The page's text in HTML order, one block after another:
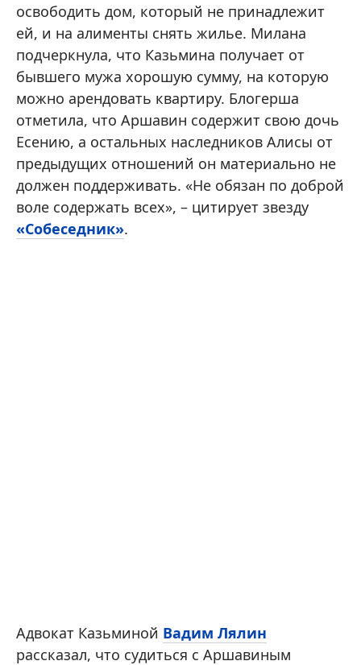
освободить дом, который не принадлежит
ей, и на алименты снять жилье. Милана
подчеркнула, что Казьмина получает от
бывшего мужа хорошую сумму, на которую
можно арендовать квартиру. Блогерша
отметила, что Аршавин содержит свою дочь
Есению, а остальных наследников Алисы от
предыдущих отношений он материально не
должен поддерживать. «Не обязан по доброй
воле содержать всех», – цитирует звезду
«Собеседник».
Адвокат Казьминой Вадим Лялин
рассказал, что судиться с Аршавиным